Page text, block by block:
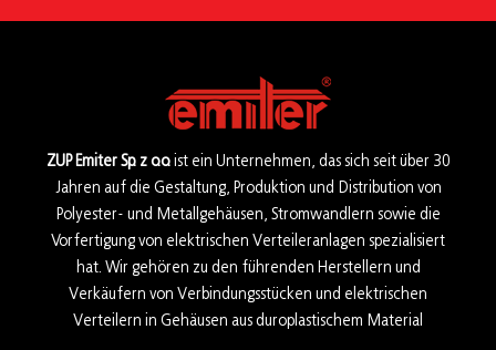
ZUP Emiter Sp. z o.o.ist ein Unternehmen, das sich seit über 30
Jahren auf die Gestaltung, Produktion und Distribution von
Polyester- und Metallgehäusen, Stromwandlern sowie die
Vorfertigung von elektrischen Verteileranlagen spezialisiert
hat. Wir gehören zu den führenden Herstellern und
Verkäufern von Verbindungsstücken und elektrischen
Verteilern in Gehäusen aus duroplastischem Material